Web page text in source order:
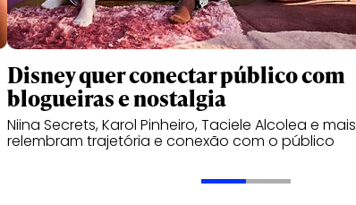
Disney quer conectar público com
blogueiras e nostalgia
Niina Secrets, Karol Pinheiro, Taciele Alcolea e mais
relembram trajetória e conexão com o público